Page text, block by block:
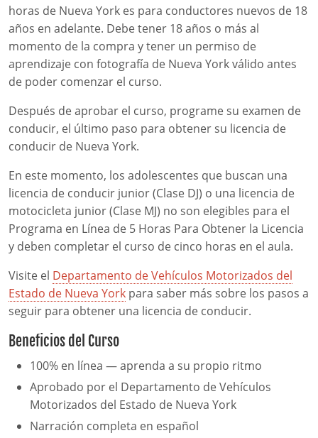
horas de Nueva York es para conductores nuevos de 18
años en adelante. Debe tener 18 años o más al
momento de la compra y tener un permiso de
aprendizaje con fotografía de Nueva York válido antes
de poder comenzar el curso.
Después de aprobar el curso, programe su examen de
conducir, el último paso para obtener su licencia de
conducir de Nueva York.
En este momento, los adolescentes que buscan una
licencia de conducir junior (Clase DJ) o una licencia de
motocicleta junior (Clase MJ) no son elegibles para el
Programa en Línea de 5 Horas Para Obtener la Licencia
y deben completar el curso de cinco horas en el aula.
Visite el Departamento de Vehículos Motorizados del
Estado de Nueva York para saber más sobre los pasos a
seguir para obtener una licencia de conducir.
Beneficios del Curso
100% en línea — aprenda a su propio ritmo
Aprobado por el Departamento de Vehículos
Motorizados del Estado de Nueva York
Narración completa en español